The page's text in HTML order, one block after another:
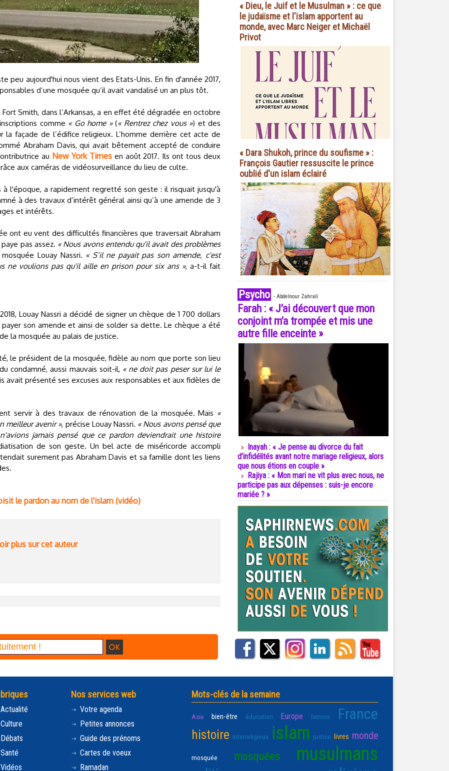
peu aujourd'hui nous vient des Etats-Unis. En fin d'année 2017,
d’une mosquée qu’il avait vandalisé un an plus tôt.
Smith, dans l’Arkansas, a en effet été dégradée en octobre
comme « Go home »(« Rentrez chez vous ») et des
façade de l’édifice religieux. L’homme derrière cet acte de
Abraham Davis, qui avait bêtement accepté de conduire
au New York Timesen août 2017. Ils ont tous deux
aux caméras de vidéosurveillance du lieu de culte.
l'époque, a rapidement regretté son geste : il risquait jusqu'à
à des travaux d’intérêt général ainsi qu’à une amende de 3
et intérêts.
ont eu vent des difficultés financières que traversait Abraham
pas assez. « Nous avons entendu qu'il avait des problèmes
Louay Nassri. « S’il ne payait pas son amende, c'est
ne voulions pas qu'il aille en prison pour six ans », a-t-il fait
Louay Nassri a décidé de signer un chèque de 1 700 dollars
payer son amende et ainsi de solder sa dette. Le chèque a été
la mosquée au palais de justice.
le président de la mosquée, fidèle au nom que porte son lieu
condamné, aussi mauvais soit-il, « ne doit pas peser sur lui le
avait présenté ses excuses aux responsables et aux fidèles de
servir à des travaux de rénovation de la mosquée. Mais «
meilleur avenir », précise Louay Nassri. « Nous avons pensé que
jamais pensé que ce pardon deviendrait une histoire
de son geste. Un bel acte de miséricorde accompli
surement pas Abraham Davis et sa famille dont les liens
le pardon au nom de l'islam (vidéo)
plus sur cet auteur
« Dieu, le Juif et le Musulman » : ce que
le judaïsme et l'islam apportent au
monde, avec Marc Neiger et Michaël
Privot
« Dara Shukoh, prince du soufisme » :
François Gautier ressuscite le prince
oublié d'un islam éclairé
Psycho - Abdelnour Zahrali
Farah : « J’ai découvert que mon
conjoint m’a trompée et mis une
autre fille enceinte »
Inayah : « Je pense au divorce du fait
d’infidélités avant notre mariage religieux, alors
que nous étions en couple »
Rajiya : « Mon mari ne vit plus avec nous, ne
participe pas aux dépenses : suis-je encore
mariée ? »
Actualité
Culture
Débats
Santé
Vidéos
Nos services web
Votre agenda
Petites annonces
Guide des prénoms
Cartes de voeux
Ramadan
Mots-clés de la semaine
Asie bien-être éducation Europe femmes France
histoire interreligieux islam justice livres monde
mosquée mosquées musulmans